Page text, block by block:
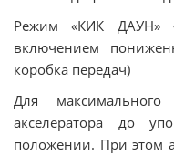
Режим «КИК ДАУН»
включением
коробка передач)
Для
акселератора до
положении. При этом